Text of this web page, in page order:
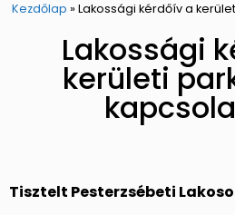
Kezdőlap » Lakossági kérdőív a
Lakossági
kerületi
Tisztelt Pesterzsébeti